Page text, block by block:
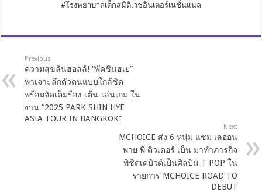
#โรงพยาบาลเด็กสมิติเวชอินเตอร์เนชั่นแนล
Previous
ความสุขล้นฮอลล์! “พัคชินฮเย”
พาเจาะลึกตัวตนแบบใกล้ชิด
พร้อมจัดเต็มร้อง-เต้น-เล่นเกม ใน
งาน “2025 PARK SHIN HYE
ASIA TOURIN BANGKOK”
Next
MCHOICE ส่ง 6 หนุ่ม แซม เลออน
พาย พี ติวเตอร์ เบ็น มาทำภารกิจ
พิชิตเดบิวต์เป็นศิลปิน T POP ใน
รายการ MCHOICE ROAD TO
DEBUT